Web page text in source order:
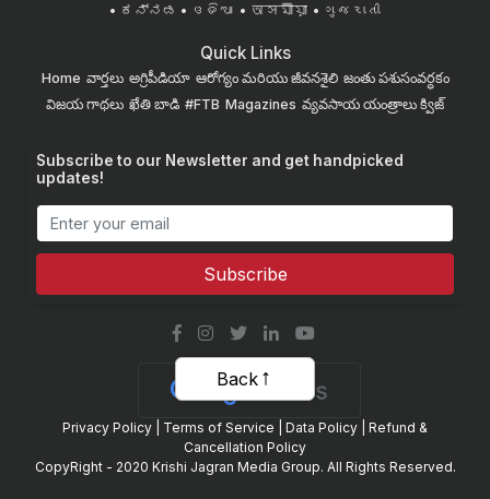
ಕನ್ನಡ
ଓଡିଆ অসমীয়া ગુજરાતી
Quick Links
Home వార్తలు అగ్రిపీడియా ఆరోగ్యం మరియు జీవనశైలి జంతు పశుసంవర్ధకం
విజయ గాథలు ఖేతి బాడి #FTB Magazines వ్యవసాయ యంత్రాలు క్విజ్
Subscribe to our Newsletter and get handpicked
updates!
Subscribe
Privacy Policy Terms of Service Data Policy
Refund &
Cancellation Policy
CopyRight - 2020 Krishi Jagran Media Group. All Rights Reserved.
Back